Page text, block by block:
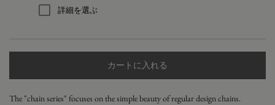
詳細を選ぶ
カートに入れる
The "chain series" focuses on the simple beauty of regular design chains.